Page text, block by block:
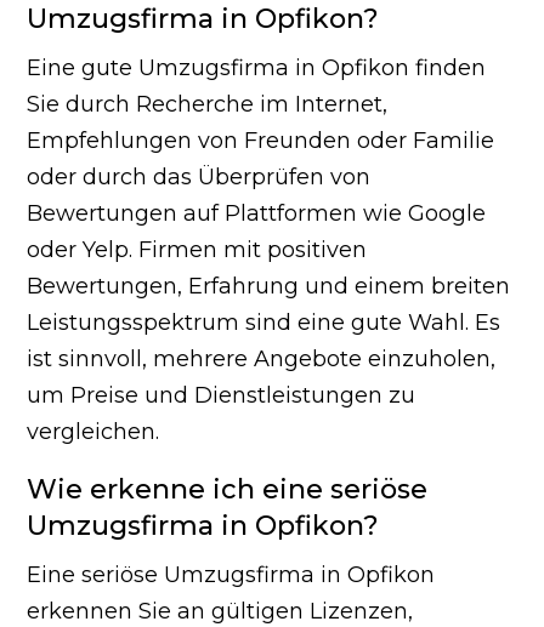
Umzugsfirma in Opfikon?
Eine gute Umzugsfirma in Opfikon finden
Sie durch Recherche im Internet,
Empfehlungen von Freunden oder Familie
oder durch das Überprüfen von
Bewertungen auf Plattformen wie Google
oder Yelp. Firmen mit positiven
Bewertungen, Erfahrung und einem breiten
Leistungsspektrum sind eine gute Wahl. Es
ist sinnvoll, mehrere Angebote einzuholen,
um Preise und Dienstleistungen zu
vergleichen.
Wie erkenne ich eine seriöse
Umzugsfirma in Opfikon?
Eine seriöse Umzugsfirma in Opfikon
erkennen Sie an gültigen Lizenzen,